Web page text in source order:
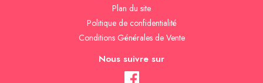
Plan du site
Politique de confidentialité
Conditions Générales de Vente
Nous suivre sur